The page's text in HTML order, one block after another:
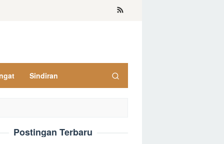
Sindiran
Postingan Terbaru